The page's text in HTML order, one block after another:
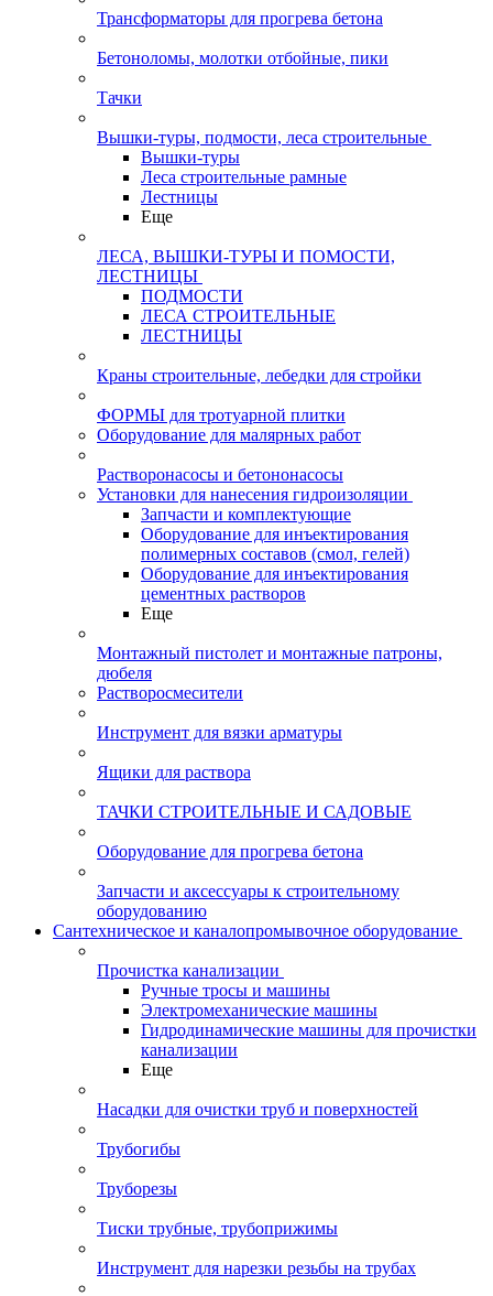
Трансформаторы для прогрева бетона
Бетоноломы, молотки отбойные, пики
Тачки
Вышки-туры, подмости, леса строительные
Вышки-туры
Леса строительные рамные
Лестницы
Еще
ЛЕСА, ВЫШКИ-ТУРЫ И ПОМОСТИ,
ЛЕСТНИЦЫ
ПОДМОСТИ
ЛЕСА СТРОИТЕЛЬНЫЕ
ЛЕСТНИЦЫ
Краны строительные, лебедки для стройки
ФОРМЫ для тротуарной плитки
Оборудование для малярных работ
Растворонасосы и бетононасосы
Установки для нанесения гидроизоляции
Запчасти и комплектующие
Оборудование для инъектирования
полимерных составов (смол, гелей)
Оборудование для инъектирования
цементных растворов
Еще
Монтажный пистолет и монтажные патроны,
дюбеля
Растворосмесители
Инструмент для вязки арматуры
Ящики для раствора
ТАЧКИ СТРОИТЕЛЬНЫЕ И САДОВЫЕ
Оборудование для прогрева бетона
Запчасти и аксессуары к строительному
оборудованию
Сантехническое и каналопромывочное оборудование
Прочистка канализации
Ручные тросы и машины
Электромеханические машины
Гидродинамические машины для прочистки
канализации
Еще
Насадки для очистки труб и поверхностей
Трубогибы
Труборезы
Тиски трубные, трубоприжимы
Инструмент для нарезки резьбы на трубах